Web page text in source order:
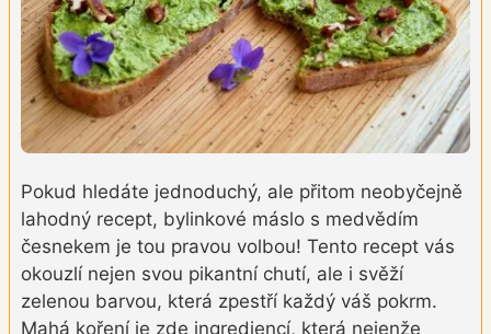
Pokud hledáte jednoduchý, ale přitom neobyčejně
lahodný recept, bylinkové máslo s medvědím
česnekem je tou pravou volbou! Tento recept vás
okouzlí nejen svou pikantní chutí, ale i svěží
zelenou barvou, která zpestří každý váš pokrm.
Mahá koření je zde ingrediencí, která nejenže